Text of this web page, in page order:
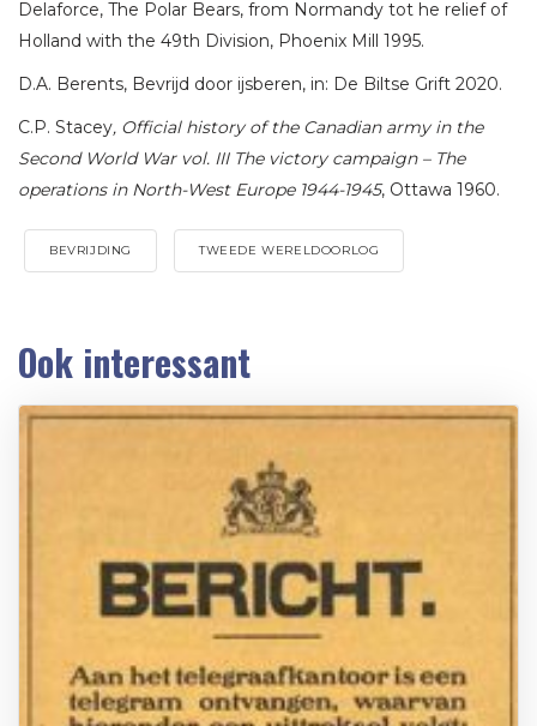
Delaforce, The Polar Bears, from Normandy tot he relief of
Holland with the 49th Division, Phoenix Mill 1995.
D.A. Berents, Bevrijd door ijsberen, in: De Biltse Grift 2020.
C.P. Stacey, Official history of the Canadian army in the
Second World War vol. III The victory campaign – The
operations in North-West Europe 1944-1945, Ottawa 1960.
BEVRIJDING TWEEDE WERELDOORLOG
Ook interessant